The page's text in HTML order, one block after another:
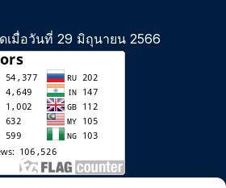
เมื่อวันที่ 29 มิถุนายน 2566